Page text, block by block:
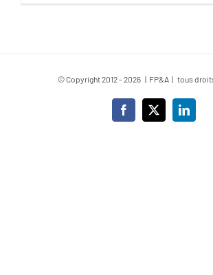
© Copyright 2012 -2026 | FP&A | tous
Facebook
X